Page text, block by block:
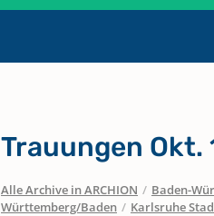
Trauungen Okt.
Alle Archive in ARCHION / Baden-
Württemberg/Baden / Karlsruhe